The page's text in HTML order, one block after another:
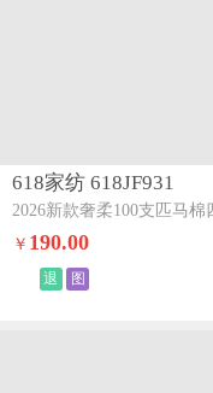
618家纺 618JF931
￥ 190.00
退 图